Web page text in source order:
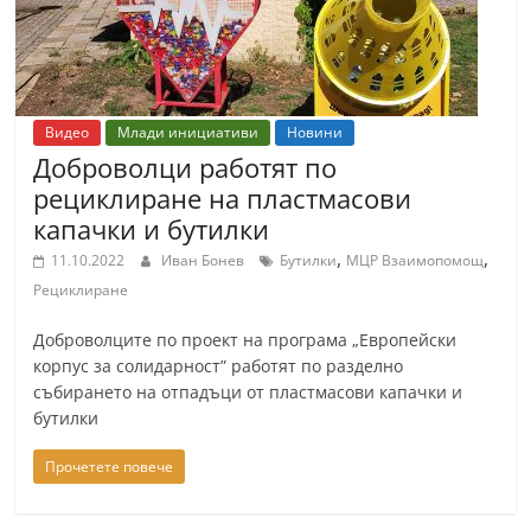
Видео Млади инициативи Новини
Доброволци работят по
рециклиране на пластмасови
капачки и бутилки
11.10.2022 Иван Бонев Бутилки, МЦР Взаимопомощ,
Рециклиране
Доброволците по проект на програма „Европейски
корпус за солидарност” работят по разделно
събирането на отпадъци от пластмасови капачки и
бутилки
Прочетете повече